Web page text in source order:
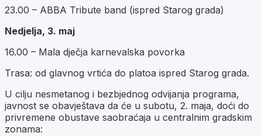
23.00 – ABBA Tribute band (ispred Starog grada)
Nedjelja, 3. maj
16.00 – Mala dječja karnevalska povorka
Trasa: od glavnog vrtića do platoa ispred Starog grada.
U cilju nesmetanog i bezbjednog odvijanja programa,
javnost se obavještava da će u subotu, 2. maja, doći do
privremene obustave saobraćaja u centralnim gradskim
zonama: